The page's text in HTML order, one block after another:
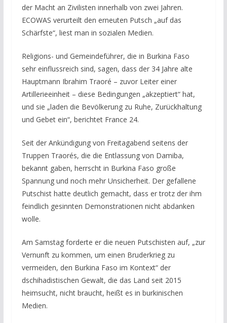
der Macht an Zivilisten innerhalb von zwei Jahren.
ECOWAS verurteilt den erneuten Putsch „auf das
Schärfste“, liest man in sozialen Medien.
Religions- und Gemeindeführer, die in Burkina Faso
sehr einflussreich sind, sagen, dass der 34 Jahre alte
Hauptmann Ibrahim Traoré – zuvor Leiter einer
Artillerieeinheit – diese Bedingungen „akzeptiert“ hat,
und sie „laden die Bevölkerung zu Ruhe, Zurückhaltung
und Gebet ein“, berichtet France 24.
Seit der Ankündigung von Freitagabend seitens der
Truppen Traorés, die die Entlassung von Damiba,
bekannt gaben, herrscht in Burkina Faso große
Spannung und noch mehr Unsicherheit. Der gefallene
Putschist hatte deutlich gemacht, dass er trotz der ihm
feindlich gesinnten Demonstrationen nicht abdanken
wolle.
Am Samstag forderte er die neuen Putschisten auf, „zur
Vernunft zu kommen, um einen Bruderkrieg zu
vermeiden, den Burkina Faso im Kontext“ der
dschihadistischen Gewalt, die das Land seit 2015
heimsucht, nicht braucht, heißt es in burkinischen
Medien.